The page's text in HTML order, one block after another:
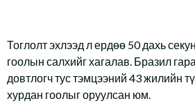
Тоглолт эхлээд л ердөө 50 дахь
гоолын салхийг хагалав. Бразил
довтлогч тус тэмцээний 43 жилийн
хурдан гоолыг оруулсан юм.